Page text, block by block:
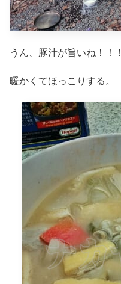
うん、豚汁が旨いね！！！
暖かくてほっこりする。